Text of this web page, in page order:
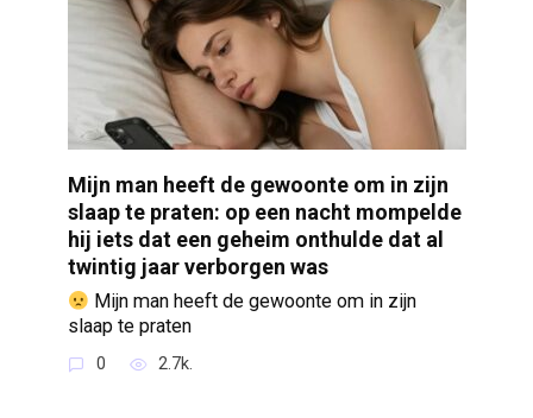
Mijn man heeft de gewoonte om in zijn
slaap te praten: op een nacht mompelde
hij iets dat een geheim onthulde dat al
twintig jaar verborgen was
Mijn man heeft de gewoonte om in zijn
slaap te praten
0 2.7k.